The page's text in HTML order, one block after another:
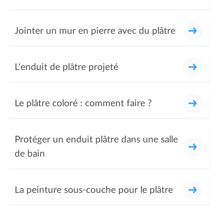
Jointer un mur en pierre avec du plâtre
L'enduit de plâtre projeté
Le plâtre coloré : comment faire ?
Protéger un enduit plâtre dans une salle
de bain
La peinture sous-couche pour le plâtre